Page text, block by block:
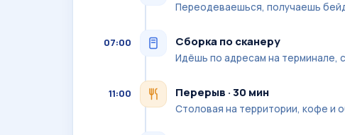
Переодеваешься, получаешь
07:00 Сборка по сканеру
Идёшь по адресам на терминале,
11:00 Перерыв · 30 мин
Столовая на территории, кофе и